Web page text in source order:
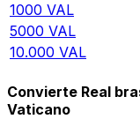
1000 VAL
5000 VAL
10.000 VAL
Convierte Real
Vaticano